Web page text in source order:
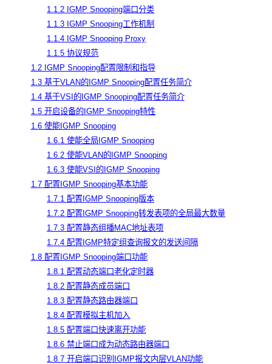
1.1.2 IGMP Snooping端口分类
1.1.3 IGMP Snooping工作机制
1.1.4 IGMP Snooping Proxy
1.1.5 协议规范
1.2 IGMP Snooping配置限制和指导
1.3 基于VLAN的IGMP Snooping配置任务简介
1.4 基于VSI的IGMP Snooping配置任务简介
1.5 开启设备的IGMP Snooping特性
1.6 使能IGMP Snooping
1.6.1 使能全局IGMP Snooping
1.6.2 使能VLAN的IGMP Snooping
1.6.3 使能VSI的IGMP Snooping
1.7 配置IGMP Snooping基本功能
1.7.1 配置IGMP Snooping版本
1.7.2 配置IGMP Snooping转发表项的全局最大数量
1.7.3 配置静态组播MAC地址表项
1.7.4 配置IGMP特定组查询报文的发送间隔
1.8 配置IGMP Snooping端口功能
1.8.1 配置动态端口老化定时器
1.8.2 配置静态成员端口
1.8.3 配置静态路由器端口
1.8.4 配置模拟主机加入
1.8.5 配置端口快速离开功能
1.8.6 禁止端口成为动态路由器端口
1.8.7 开启端口识别IGMP报文内层VLAN功能